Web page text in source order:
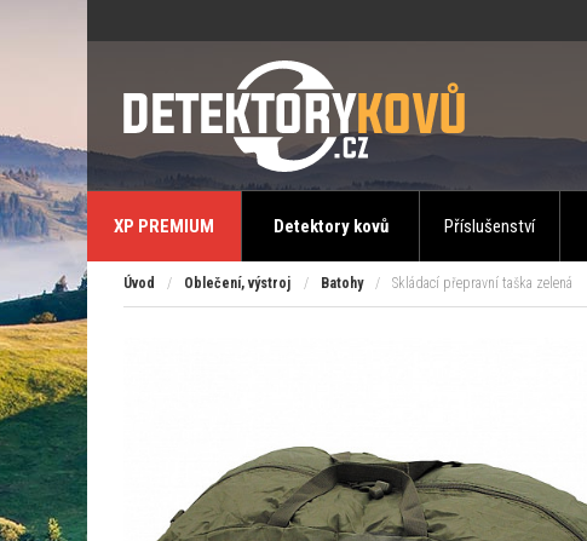
XP PREMIUM Detektory kovů Příslušenství
Úvod / Oblečení, výstroj / Batohy / Skládací přepravní taška zelená